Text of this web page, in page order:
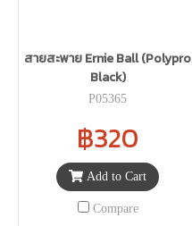
สายสะพาย Ernie Ball (Polypro
Black)
P05365
฿320
Add to Cart
Compare